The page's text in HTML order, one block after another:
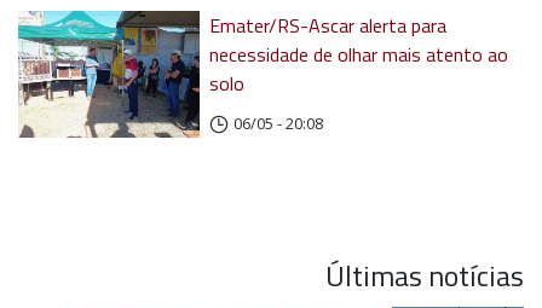
Emater/RS-Ascar alerta para
necessidade de olhar mais atento ao
solo
06/05 - 20:08
Últimas notícias